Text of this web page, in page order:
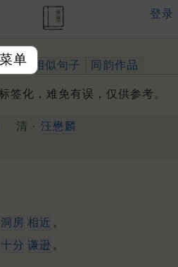
单
登录
用 相似句子 同韵作品
签化，难免有误，仅供参考。
清 · 汪懋麟
洞房 相近 。
十分 谦逊 。